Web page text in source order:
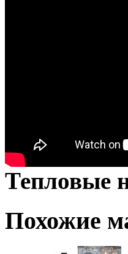
Тепловые
Похожие